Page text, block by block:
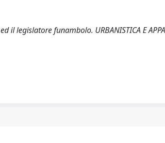
il legislatore funambolo. URBANISTICA E